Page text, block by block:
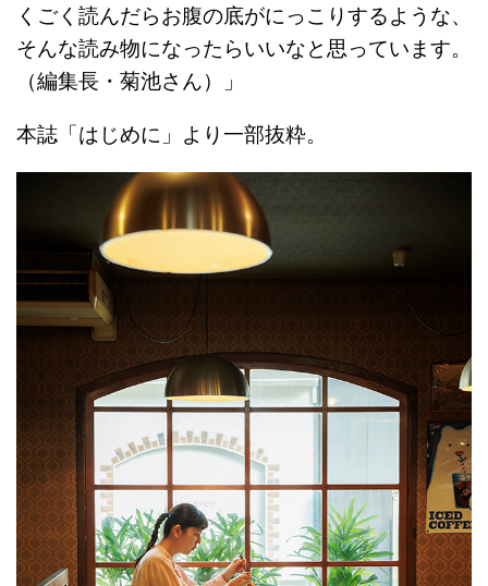
くごく読んだらお腹の底がにっこりするような、
そんな読み物になったらいいなと思っています。
（編集長・菊池さん）」
本誌「はじめに」より一部抜粋。